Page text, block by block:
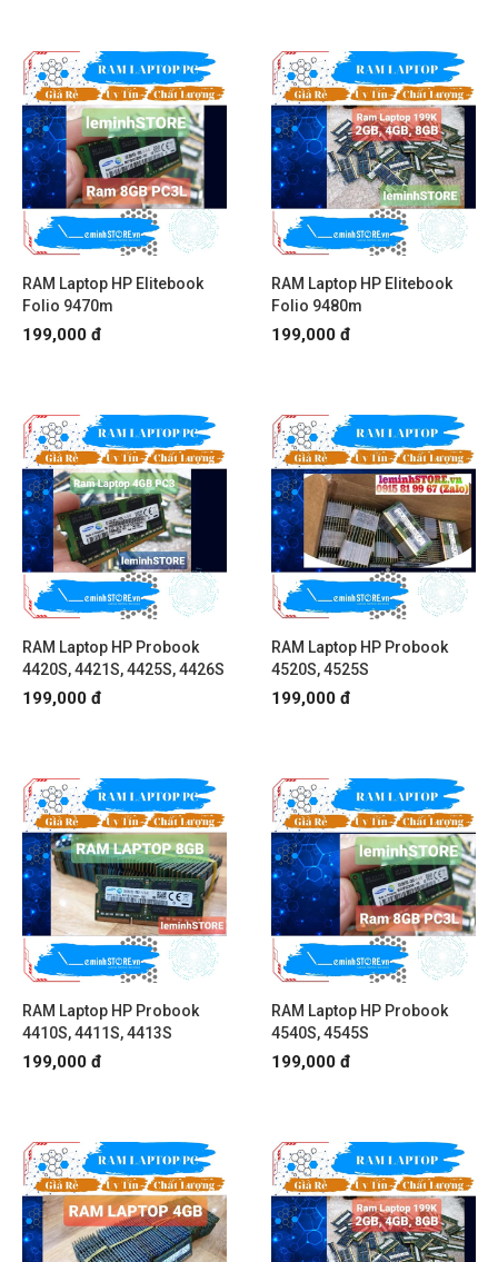
RAM Laptop HP Elitebook
Folio 9470m
199,000 đ
RAM Laptop HP Elitebook
Folio 9480m
199,000 đ
RAM Laptop HP Probook
4420S, 4421S, 4425S, 4426S
199,000 đ
RAM Laptop HP Probook
4520S, 4525S
199,000 đ
RAM Laptop HP Probook
4410S, 4411S, 4413S
199,000 đ
RAM Laptop HP Probook
4540S, 4545S
199,000 đ